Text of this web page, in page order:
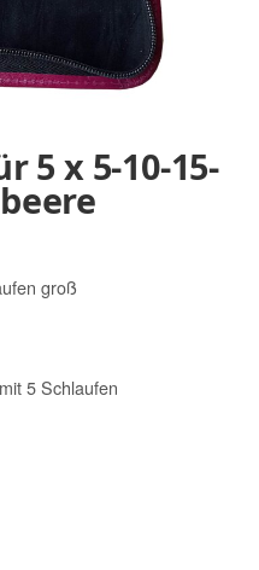
5 x 5-10-15-
groß
5 Schlaufen